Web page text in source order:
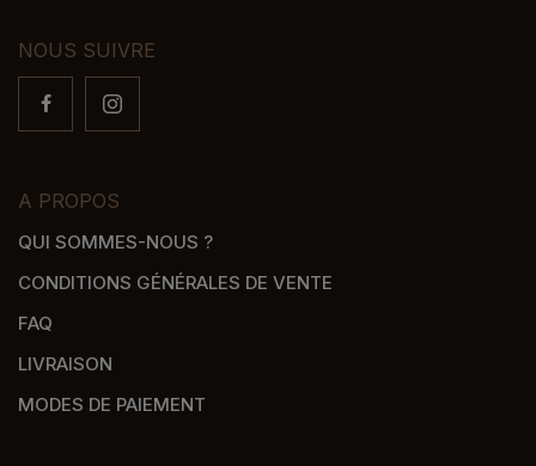
NOUS SUIVRE
A PROPOS
QUI SOMMES-NOUS ?
CONDITIONS GÉNÉRALES DE VENTE
FAQ
LIVRAISON
MODES DE PAIEMENT